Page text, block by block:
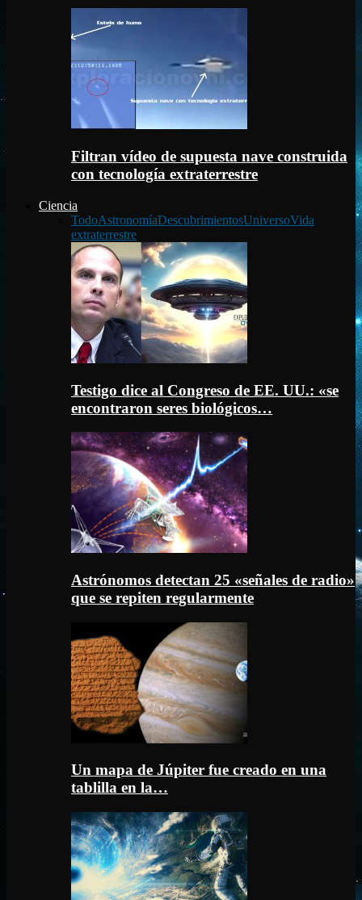
Filtran vídeo de supuesta nave construida
con tecnología extraterrestre
Ciencia
TodoAstronomíaDescubrimientosUniversoVida
extraterrestre
Testigo dice al Congreso de EE. UU.: «se
encontraron seres biológicos…
Astrónomos detectan 25 «señales de radio»
que se repiten regularmente
Un mapa de Júpiter fue creado en una
tablilla en la…